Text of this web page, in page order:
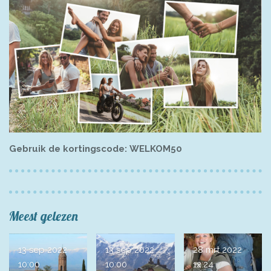
Gebruik de kortingscode: WELKOM50
Meest gelezen
13 sep 2022
10:00
13 sep 2022
10:00
28 mrt 2022
12:24